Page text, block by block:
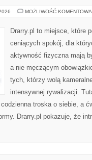
MOŻLIWOŚĆ
Drarry.pl to miejsce, które
ceniących spokój, dla
aktywność fizyczna mają
a nie męczącym
tych, którzy wolą
intensywnej rywalizacji.
troska o siebie, a
Drarry.pl pokazuje, że